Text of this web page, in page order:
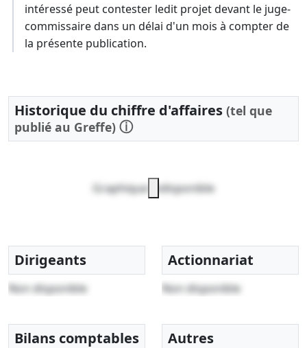
intéressé peut contester ledit projet devant le juge-
commissaire dans un délai d'un mois à compter de
la présente publication.
Historique du chiffre d'affaires (tel que
publié au Greffe) ⓘ
Graphique indisponible
Dirigeants
Non disponible
Actionnariat
Non disponible
Bilans comptables
Autres